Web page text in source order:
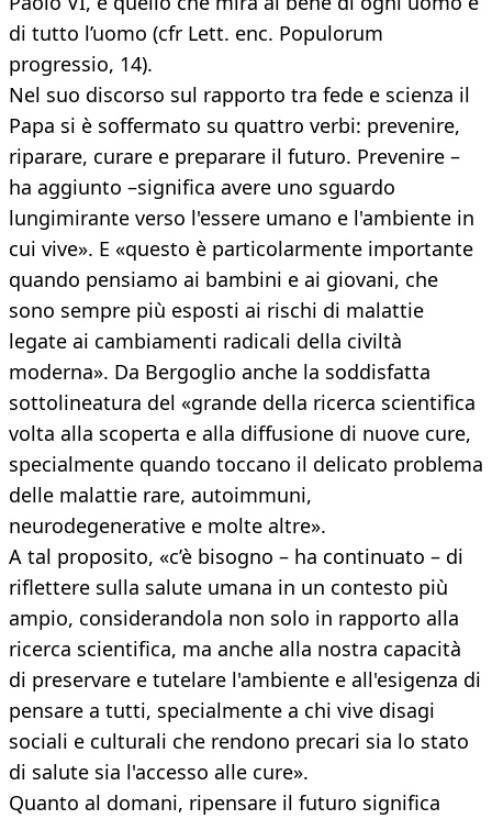
di tutto l’uomo (cfr Lett. enc. Populorum
progressio, 14).
Nel suo discorso sul rapporto tra fede e scienza il
Papa si è soffermato su quattro verbi: prevenire,
riparare, curare e preparare il futuro. Prevenire –
ha aggiunto –significa avere uno sguardo
lungimirante verso l'essere umano e l'ambiente in
cui vive». E «questo è particolarmente importante
quando pensiamo ai bambini e ai giovani, che
sono sempre più esposti ai rischi di malattie
legate ai cambiamenti radicali della civiltà
moderna». Da Bergoglio anche la soddisfatta
sottolineatura del «grande della ricerca scientifica
volta alla scoperta e alla diffusione di nuove cure,
specialmente quando toccano il delicato problema
delle malattie rare, autoimmuni,
neurodegenerative e molte altre».
A tal proposito, «c’è bisogno – ha continuato – di
riflettere sulla salute umana in un contesto più
ampio, considerandola non solo in rapporto alla
ricerca scientifica, ma anche alla nostra capacità
di preservare e tutelare l'ambiente e all'esigenza di
pensare a tutti, specialmente a chi vive disagi
sociali e culturali che rendono precari sia lo stato
di salute sia l'accesso alle cure».
Quanto al domani, ripensare il futuro significa